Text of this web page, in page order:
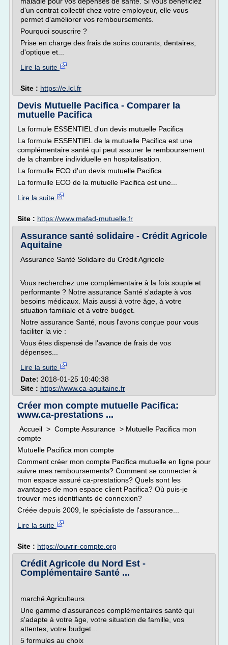
d'un contrat collectif chez votre employeur, elle vous
permet d'améliorer vos remboursements.
Pourquoi souscrire ?
Prise en charge des frais de soins courants, dentaires,
d'optique et...
Lire la suite
Site : https://e.lcl.fr
Devis Mutuelle Pacifica - Comparer la
mutuelle Pacifica
La formule ESSENTIEL d'un devis mutuelle Pacifica
La formule ESSENTIEL de la mutuelle Pacifica est une
complémentaire santé qui peut assurer le remboursement
de la chambre individuelle en hospitalisation.
La formulle ECO d'un devis mutuelle Pacifica
La formulle ECO de la mutuelle Pacifica est une...
Lire la suite
Site : https://www.mafad-mutuelle.fr
Assurance santé solidaire - Crédit Agricole
Aquitaine
Assurance Santé Solidaire du Crédit Agricole
Vous recherchez une complémentaire à la fois souple et
performante ? Notre assurance Santé s'adapte à vos
besoins médicaux. Mais aussi à votre âge, à votre
situation familiale et à votre budget.
Notre assurance Santé, nous l'avons conçue pour vous
faciliter la vie :
Vous êtes dispensé de l'avance de frais de vos
dépenses...
Lire la suite
Date: 2018-01-25 10:40:38
Site : https://www.ca-aquitaine.fr
Créer mon compte mutuelle Pacifica:
www.ca-prestations ...
Accueil > Compte Assurance > Mutuelle Pacifica mon
compte
Mutuelle Pacifica mon compte
Comment créer mon compte Pacifica mutuelle en ligne pour
suivre mes remboursements? Comment se connecter à
mon espace assuré ca-prestations? Quels sont les
avantages de mon espace client Pacifica? Où puis-je
trouver mes identifiants de connexion?
Créée depuis 2009, le spécialiste de l'assurance...
Lire la suite
Site : https://ouvrir-compte.org
Crédit Agricole du Nord Est -
Complémentaire Santé ...
marché Agriculteurs
Une gamme d'assurances complémentaires santé qui
s'adapte à votre âge, votre situation de famille, vos
attentes, votre budget...
5 formules au choix